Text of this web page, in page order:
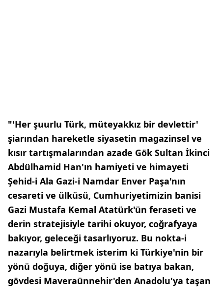
"'Her şuurlu Türk, müteyakkız bir devlettir'
şiarından hareketle siyasetin magazinsel ve
kısır tartışmalarından azade Gök Sultan İkinci
Abdülhamid Han'ın hamiyeti ve himayeti
Şehid-i Ala Gazi-i Namdar Enver Paşa'nın
cesareti ve ülküsü, Cumhuriyetimizin banisi
Gazi Mustafa Kemal Atatürk'ün feraseti ve
derin stratejisiyle tarihi okuyor, coğrafyaya
bakıyor, geleceği tasarlıyoruz. Bu nokta-i
nazarıyla belirtmek isterim ki Türkiye'nin bir
yönü doğuya, diğer yönü ise batıya bakan,
gövdesi Maveraünnehir'den Anadolu'ya taşan